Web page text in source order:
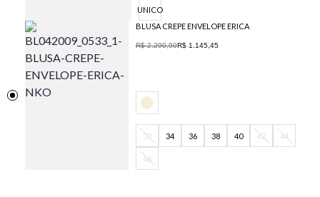
UNICO
BLUSA CREPE ENVELOPE ERICA
R$ 2.290,90R$ 1.145,45
32 34 36 38 40 42 44
46